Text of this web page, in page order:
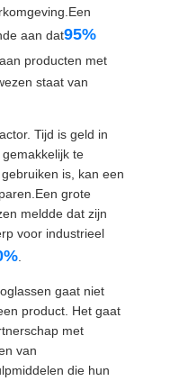
aan dat95%
producten met
staat van
Tijd is geld in
te
is, kan een
grote
meldde dat zijn
voor industrieel
.
gaat niet
product. Het gaat
met
van
die hun